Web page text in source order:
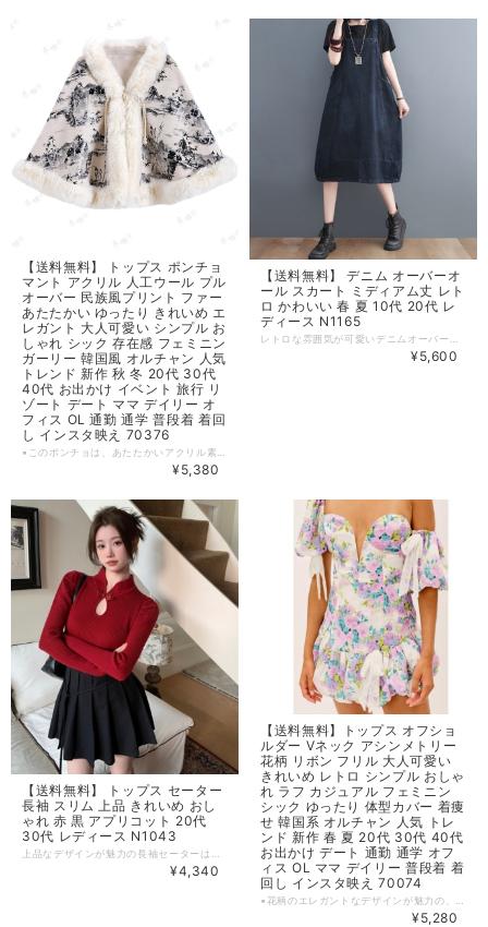
【送料無料】 トップス ポンチョ
マント アクリル 人工ウール プル
オーバー 民族風プリント ファー
あたたかい ゆったり きれいめ エ
レガント 大人可愛い シンプル お
しゃれ シック 存在感 フェミニン
ガーリー 韓国風 オルチャン 人気
トレンド 新作 秋 冬 20代 30代
40代 お出かけ イベント 旅行 リ
ゾート デート ママ デイリー オ
フィス OL 通勤 通学 普段着 着回
し インスタ映え 70376
¥5,380
【送料無料】 デニム オーバーオ
ール スカート ミディアム丈 レト
ロ かわいい 春 夏 10代 20代 レ
ディース N1165
¥5,600
【送料無料】 トップス セーター
長袖 スリム 上品 きれいめ おし
ゃれ 赤 黒 アプリコット 20代
30代 レディース N1043
¥4,340
【送料無料】トップス オフショ
ルダー Vネック アシンメトリー
花柄 リボン フリル 大人可愛い
きれいめ レトロ シンプル おしゃ
れ ラフ カジュアル フェミニン
シック ゆったり 体型カバー 着痩
せ 韓国系 オルチャン 人気 トレ
ンド 新作 春 夏 20代 30代 40代
お出かけ デート 通勤 通学 オフ
ィス OL ママ デイリー 普段着 着
回し インスタ映え 70074
¥5,280